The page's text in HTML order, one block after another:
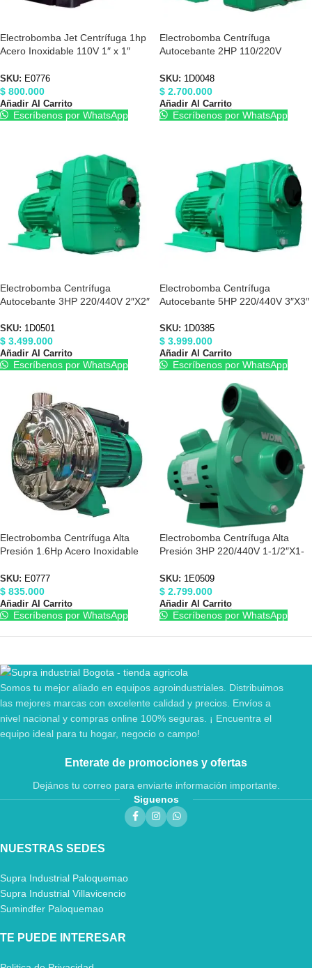
Electrobomba Jet Centrífuga 1hp
Acero Inoxidable 110V 1″ x 1″
SKU: E0776
$ 800.000
Añadir Al Carrito
Escríbenos por WhatsApp
Electrobomba Centrífuga
Autocebante 2HP 110/220V
SKU: 1D0048
$ 2.700.000
Añadir Al Carrito
Escríbenos por WhatsApp
Electrobomba Centrífuga
Autocebante 3HP 220/440V 2″X2″
SKU: 1D0501
$ 3.499.000
Añadir Al Carrito
Escríbenos por WhatsApp
Electrobomba Centrífuga
Autocebante 5HP 220/440V 3″X3″
SKU: 1D0385
$ 3.999.000
Añadir Al Carrito
Escríbenos por WhatsApp
Electrobomba Centrífuga Alta
Presión 1.6Hp Acero Inoxidable
SKU: E0777
$ 835.000
Añadir Al Carrito
Escríbenos por WhatsApp
Electrobomba Centrífuga Alta
Presión 3HP 220/440V 1-1/2″X1-
SKU: 1E0509
$ 2.799.000
Añadir Al Carrito
Escríbenos por WhatsApp
Somos tu mejor aliado en equipos agroindustriales. Distribuimos
las mejores marcas con excelente calidad y precios. Envíos a
nivel nacional y compras online 100% seguras. ¡ Encuentra el
equipo ideal para tu hogar, negocio o campo!
Enterate de promociones y ofertas
Dejános tu correo para enviarte información importante.
Siguenos
NUESTRAS SEDES
Supra Industrial Paloquemao
Supra Industrial Villavicencio
Sumindfer Paloquemao
TE PUEDE INTERESAR